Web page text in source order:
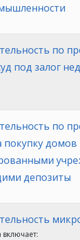
по
под залог
по
покупку домов
депозиты
включает: